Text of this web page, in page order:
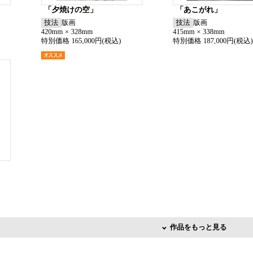
「夕焼けの空」
技法 版画
420mm × 328mm
特別価格 165,000円(税込)
「あこがれ」
技法 版画
415mm × 338mm
特別価格 187,000円(税込)
作品をもっと見る